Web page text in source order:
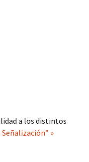
a los distintos
»